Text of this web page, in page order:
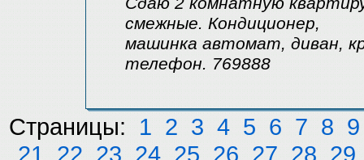
смежные. Кондиционер,
машинка автомат, диван,
телефон. 769888
Страницы: 1 2 3 4 5 6 7 8 9
21 22 23 24 25 26 27 28 29